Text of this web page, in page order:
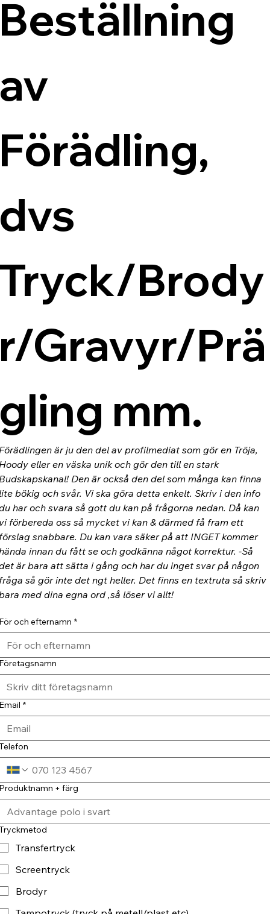
Brody
Gravyr/Prä
mm.
är ju den del av profilmediat som gör en Tröja,
eller en väska unik och gör den till en stark
Den är också den del som många kan finna
bökig och svår. Vi ska göra detta enkelt. Skriv i den info
har och svara så gott du kan på frågorna nedan. Då kan
förbereda oss så mycket vi kan & därmed få fram ett
snabbare. Du kan vara säker på att INGET kommer
innan du fått se och godkänna något korrektur. -Så
är bara att sätta i gång och har du inget svar på någon
så gör inte det ngt heller. Det finns en textruta så skriv
med dina egna ord ,så löser vi allt!
och efternamn *
*
+ färg
Transfertryck
Screentryck
Brodyr